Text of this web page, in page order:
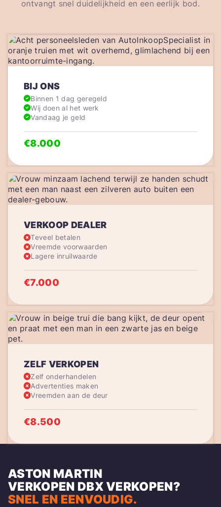
ontvangt snel duidelijkheid en een eerlijk bod.
VERKOOP DEALER
Teveel betalen
Vreemde voorwaarden
Lagere inruilwaarde
€7.000
BIJ ONS
Binnen 1 dag geregeld
Wij doen al het werk
Vandaag je geld
€8.000
ZELF VERKOPEN
Zelf onderhandelen
Advertenties maken
Vreemden aan de deur
€8.500
ASTON MARTIN
VERKOPEN DBXVERKOPEN?
SNEL EN EENVOUDIG.